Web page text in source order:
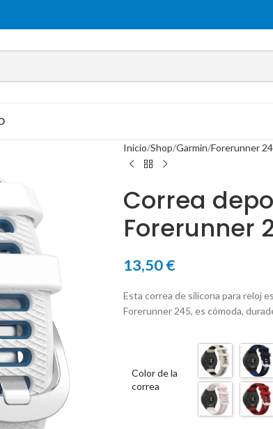
Inicio Shop Garmin Forerunner
Correa
Forerunner
13,50€
Esta correa de silicona para reloj
Forerunner 245, es cómoda,
Color de la
correa